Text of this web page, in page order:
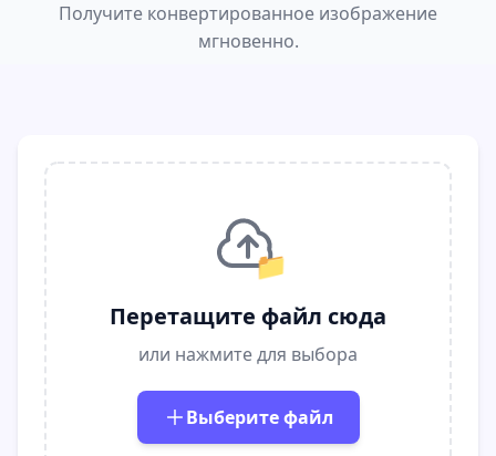
Получите конвертированное изображение
мгновенно.
📁
Перетащите файл сюда
или нажмите для выбора
Выберите файл